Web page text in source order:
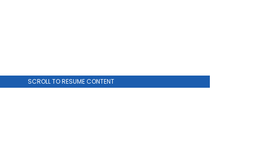
SCROLL TO RESUME CONTENT